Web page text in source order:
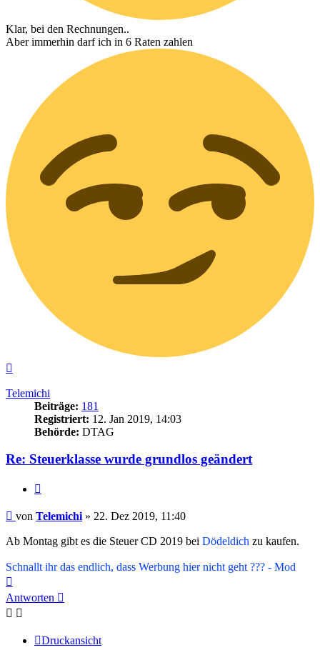
Klar, bei den Rechnungen..
Aber immerhin darf ich in 6 Raten zahlen
Telemichi
Beiträge: 181
Registriert: 12. Jan 2019, 14:03
Behörde: DTAG
Re: Steuerklasse wurde grundlos geändert
Beitrag
von Telemichi » 22. Dez 2019, 11:40
Ab Montag gibt es die Steuer CD 2019 bei Dödeldich zu kaufen.
Schnallt ihr das endlich, dass Werbung hier nicht geht ??? - Mod
oben
Antworten
Druckansicht